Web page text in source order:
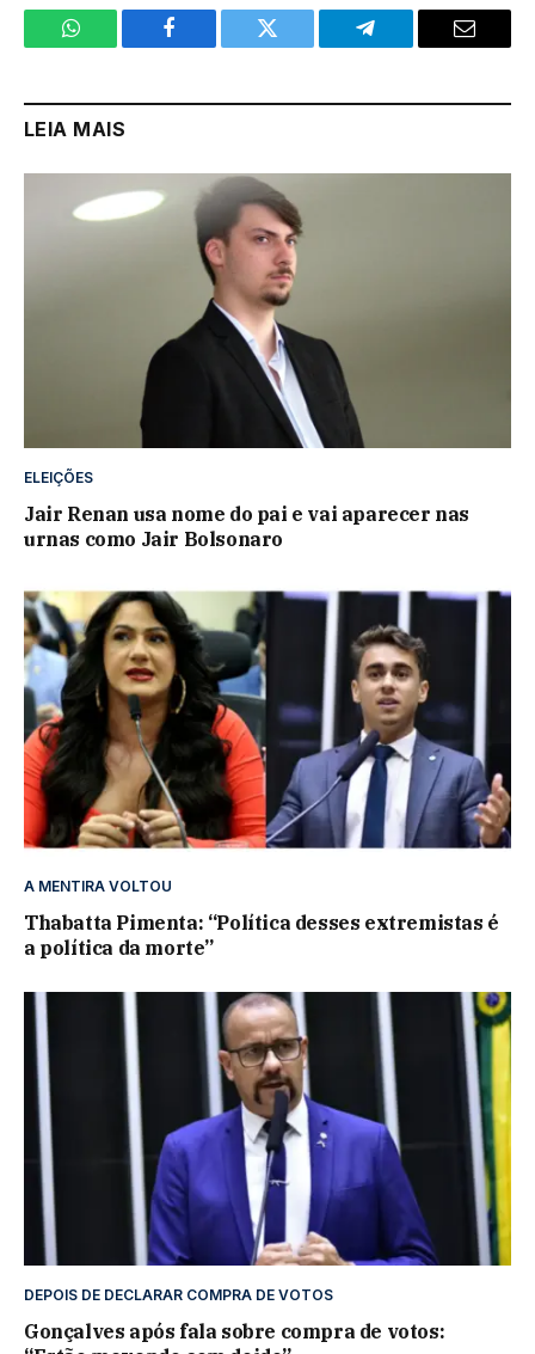
WhatsApp Facebook Twitter Telegram Email
LEIA MAIS
ELEIÇÕES
Jair Renan usa nome do pai e vai aparecer nas
urnas como Jair Bolsonaro
A MENTIRA VOLTOU
Thabatta Pimenta: “Política desses extremistas é
a política da morte”
DEPOIS DE DECLARAR COMPRA DE VOTOS
Gonçalves após fala sobre compra de votos: